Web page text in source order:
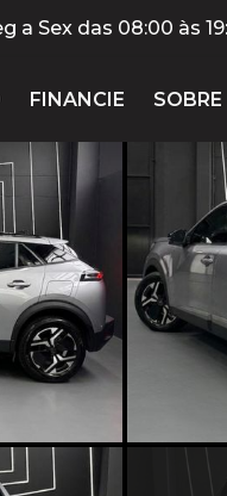
a Sex das 08:00 às
FINANCIE SOBRE